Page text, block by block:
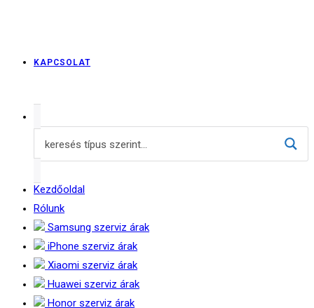
KAPCSOLAT
Kezdőoldal
Rólunk
Samsung szerviz árak
iPhone szerviz árak
Xiaomi szerviz árak
Huawei szerviz árak
Honor szerviz árak